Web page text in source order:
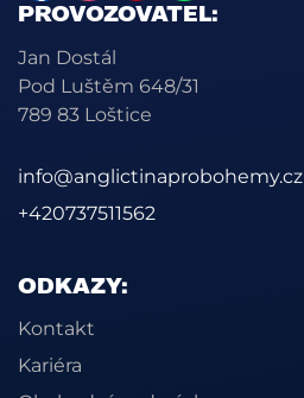
PROVOZOVATEL:
Jan Dostál
Pod Luštěm 648/31
789 83 Loštice
info@anglictinaprobohemy.cz
+420737511562
ODKAZY:
Kontakt
Kariéra